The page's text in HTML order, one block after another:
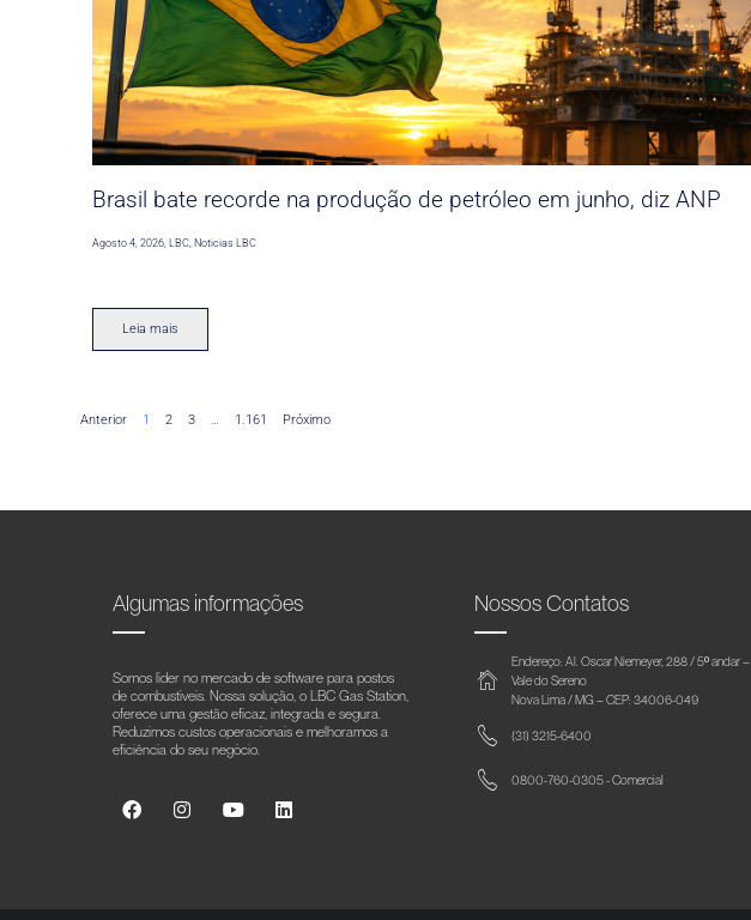
Brasil bate recorde na produção de petróleo em junho, diz ANP
Agosto 4, 2026 ,LBC Noticias LBC
Leia mais
Anterior 1 2 3 … 1.161 Próximo
Algumas informações
Somos líder no mercado de software para postos
de combustíveis. Nossa solução, o LBC Gas Station,
oferece uma gestão eficaz, integrada e segura.
Reduzimos custos operacionais e melhoramos a
eficiência do seu negócio.
Nossos Contatos
Endereço: Al. Oscar Niemeyer, 288 / 5º andar –
Vale do Sereno
Nova Lima / MG – CEP: 34006-049
(31) 3215-6400
0800-760-0305 - Comercial